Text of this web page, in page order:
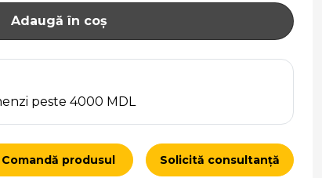
Adaugă în coș
peste 4000 MDL
Comandă produsul Solicită consultanță